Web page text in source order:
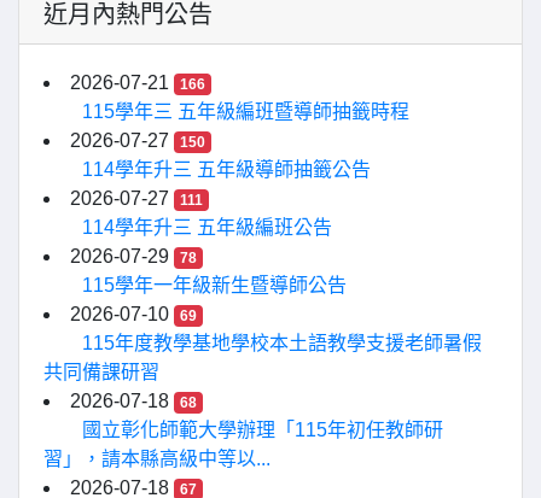
近月內熱門公告
2026-07-21 166
115學年三 五年級編班暨導師抽籤時程
2026-07-27
150
114學年升三 五年級導師抽籤公告
2026-07-27
111
114學年升三 五年級編班公告
2026-07-29
78
115學年一年級新生暨導師公告
2026-07-10
69
115年度教學基地學校本土語教學支援老師暑假
共同備課研習
2026-07-18
68
國立彰化師範大學辦理「115年初任教師研
習」，請本縣高級中等以...
2026-07-18
67